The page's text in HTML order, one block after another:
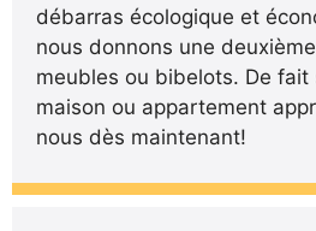
débarras écologique et
nous donnons une
meubles ou bibelots. De
maison ou appartement
nous dès maintenant!